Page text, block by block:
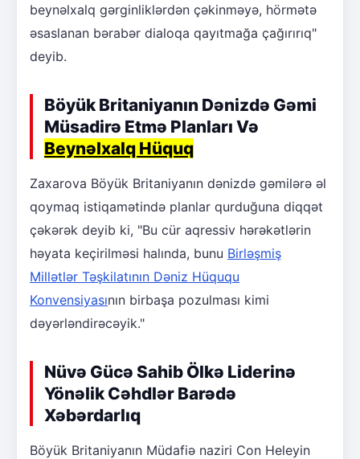
beynəlxalq gərginliklərdən çəkinməyə, hörmətə
əsaslanan bərabər dialoqa qayıtmağa çağırırıq"
deyib.
Böyük Britaniyanın Dənizdə Gəmi
Müsadirə Etmə Planları Və
Beynəlxalq Hüquq
Zaxarova Böyük Britaniyanın dənizdə gəmilərə əl
qoymaq istiqamətində planlar qurduğuna diqqət
çəkərək deyib ki, "Bu cür aqressiv hərəkətlərin
həyata keçirilməsi halında, bunu Birləşmiş
Millətlər Təşkilatının Dəniz Hüququ
Konvensiyasının birbaşa pozulması kimi
dəyərləndirəcəyik."
Nüvə Gücə Sahib Ölkə Liderinə
Yönəlik Cəhdlər Barədə
Xəbərdarlıq
Böyük Britaniyanın Müdafiə naziri Con Heleyin